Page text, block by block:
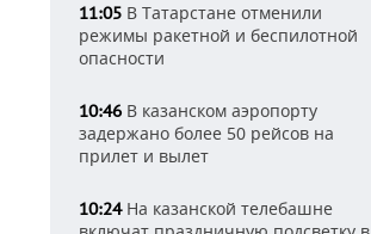
11:05 В Татарстане отменили
режимы ракетной и беспилотной
опасности
10:46 В казанском аэропорту
задержано более 50 рейсов на
прилет и вылет
10:24На казанской телебашне